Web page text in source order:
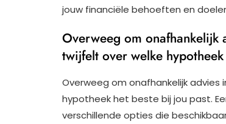
jouw financiële behoeften en
Overweeg om onafhankelijk
twijfelt over welke
Overweeg om onafhankelijk advies
hypotheek het beste bij jou past.
verschillende opties die